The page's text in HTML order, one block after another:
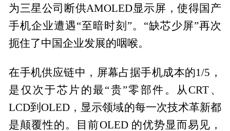
为三星公司断供AMOLED显示屏，使得国产
手机企业遭遇“至暗时刻”。“缺芯少屏”再次
扼住了中国企业发展的咽喉。
在手机供应链中，屏幕占据手机成本的1/5，
是仅次于芯片的最“贵”零部件。从CRT、
LCD到OLED，显示领域的每一次技术革新都
是颠覆性的。目前OLED 的优势显而易见，